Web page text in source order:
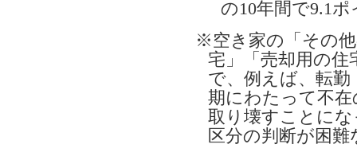
の10年間で9.1
※空き家の「その
宅」「売却用の住
で、例えば、転
期にわたって不
取り壊すことに
区分の判断が困